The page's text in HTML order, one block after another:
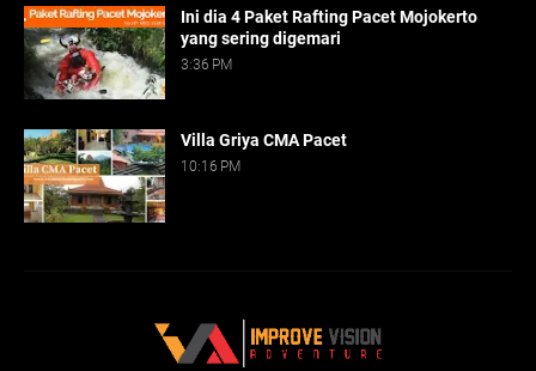
Ini dia 4 Paket Rafting Pacet Mojokerto
yang sering digemari
3:36 PM
Villa Griya CMA Pacet
10:16 PM